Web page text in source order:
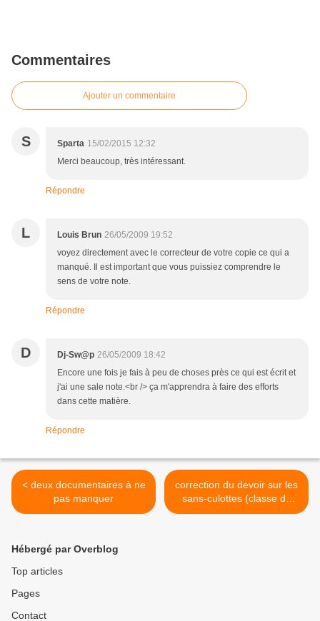
Commentaires
Ajouter un commentaire
S Sparta 15/02/2015 12:32
Merci beaucoup, très intéressant.
Répondre
L Louis Brun 26/05/2009 19:52
voyez directement avec le correcteur de votre copie ce qui a
manqué. Il est important que vous puissiez comprendre le
sens de votre note.
Répondre
D Dj-Sw@p 26/05/2009 18:42
Encore une fois je fais à peu de choses près ce qui est écrit et
j'ai une sale note.<br /> ça m'apprendra à faire des efforts
dans cette matière.
Répondre
< deux documentaires à ne
pas manquer
correction du devoir sur les
sans-culottes (classe de
2nde3) >
Hébergé par Overblog
Top articles
Pages
Contact